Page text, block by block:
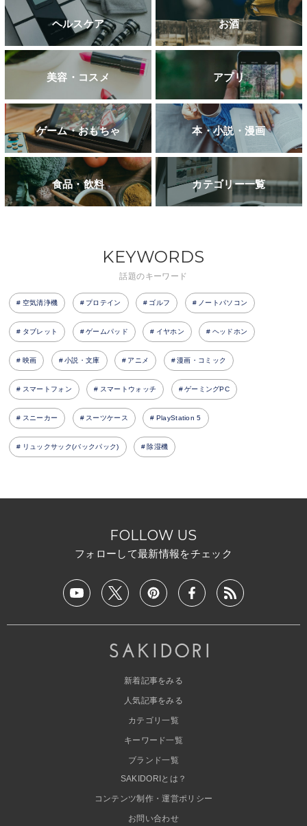
ヘルスケア お酒
美容・コスメ アプリ
ゲーム・おもちゃ 本・小説・漫画
食品・飲料 カテゴリー一覧
KEYWORDS
話題のキーワード
空気清浄機 プロテイン ゴルフ ノートパソコン
タブレット ゲームパッド イヤホン ヘッドホン
映画 小説・文庫 アニメ 漫画・コミック
スマートフォン スマートウォッチ ゲーミングPC
スニーカー スーツケース PlayStation 5
リュックサック(バックパック) 除湿機
FOLLOW US
フォローして最新情報をチェック
新着記事をみる
人気記事をみる
カテゴリ一覧
キーワード一覧
ブランド一覧
SAKIDORIとは？
コンテンツ制作・運営ポリシー
お問い合わせ